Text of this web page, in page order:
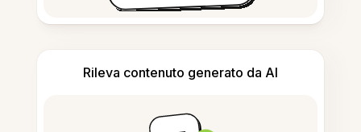
Rileva contenuto generato da AI